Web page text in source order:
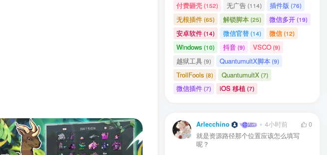
付费砸壳(152) 无广告(114) 插件版 (76)
无根插件(65) 解锁脚本(25) 微信多开(19)
安卓软件(14) 微信官替(14) 微信(12)
Windows (10) 抖音(9) VSCO(9)
越狱工具(9) QuantumultX脚本(9)
TrollFools (8) QuantumultX (7)
微信插件(7) iOS 移植 (7)
Arlecchino 4小时前
0
就是资源路径那个位置应该怎么填写
呢？